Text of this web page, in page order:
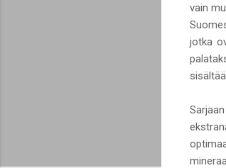
vain
jotka